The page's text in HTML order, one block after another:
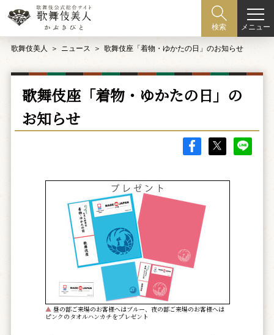
検索 メニュー
歌舞伎美人 ニュース 歌舞伎座「着物・ゆかたの日」のお知らせ
歌舞伎座「着物・ゆかたの日」の
お知らせ
▲ 昼の部ご来場のお客様へはブルー、夜の部ご来場のお客様へは
ピンクのタオルハンカチをプレゼント